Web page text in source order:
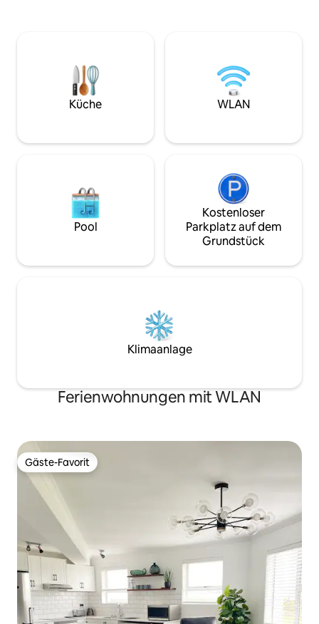
Essbereich. Das „Kinderzimmer“ ist ein
Raum, der über das Hauptschlafzimmer
zugänglich ist. Hinweis: auch 2
vollwertige Einzelschlafsofas im
Hütte auch im
gemütlich macht.
Terrasse verfügt
Küche WLAN
Pool
Kostenloser
Parkplatz auf dem
Grundstück
Klimaanlage
Ferienwohnungen mit WLAN
Gäste-Favorit
Gäste-Favorit